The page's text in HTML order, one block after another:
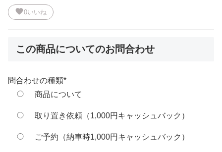
favorite0いいね
この商品についてのお問合わせ
問合わせの種類*
商品について
取り置き依頼（1,000円キャッシュバック）
ご予約（納車時1,000円キャッシュバック）